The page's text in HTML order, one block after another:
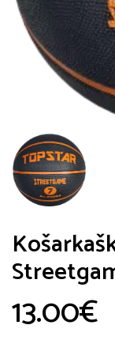
13.00€